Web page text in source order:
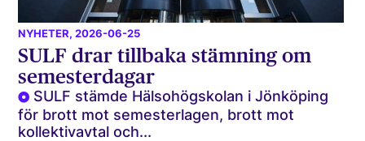
NYHETER, 2026-06-25
SULF drar tillbaka stämning om
semesterdagar
SULF stämde Hälsohögskolan i Jönköping
för brott mot semesterlagen, brott mot
kollektivavtal och...